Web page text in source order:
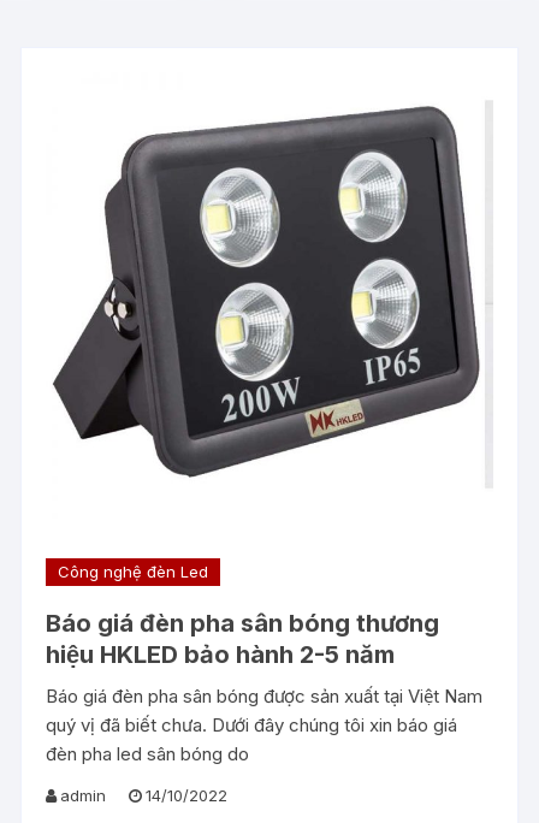
Công nghệ đèn Led
Báo giá đèn pha sân bóng thương
hiệu HKLED bảo hành 2-5 năm
Báo giá đèn pha sân bóng được sản xuất tại Việt Nam
quý vị đã biết chưa. Dưới đây chúng tôi xin báo giá
đèn pha led sân bóng do
admin 14/10/2022